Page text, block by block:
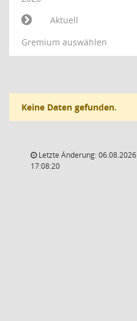
Aktuell
Gremium auswählen
Keine Daten gefunden.
Letzte Änderung: 06.08.2026
17:08:20